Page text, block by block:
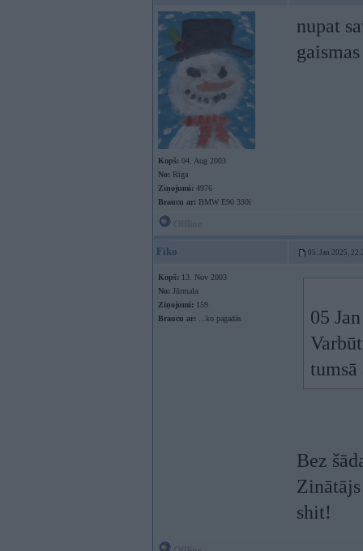
Kopš: 04. Aug 2003
No: Rīga
Ziņojumi: 4976
Braucu ar: BMW E90 330i
nupat
Fiko 05. Jan 2025,
Kopš: 13. Nov 2003
No: Jūrmala
Ziņojumi: 159
Braucu ar: ...ko pagadās
05
Bez
shit!